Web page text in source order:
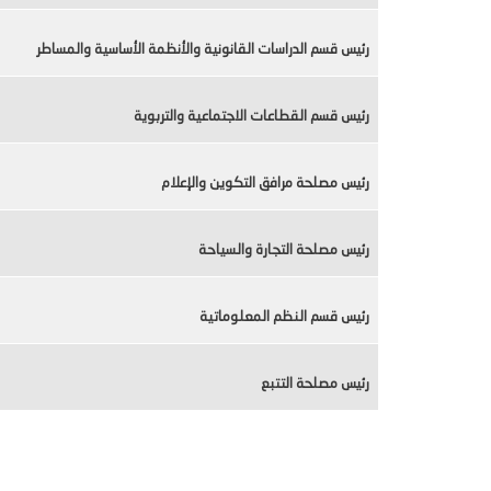
رئيس قسم الدراسات القانونية والأنظمة الأساسية والمساطر
رئيس قسم القطاعات الاجتماعية والتربوية
رئيس مصلحة مرافق التكوين والإعلام
رئيس مصلحة التجارة والسياحة
رئيس قسم النظم المعلوماتية
رئيس مصلحة التتبع